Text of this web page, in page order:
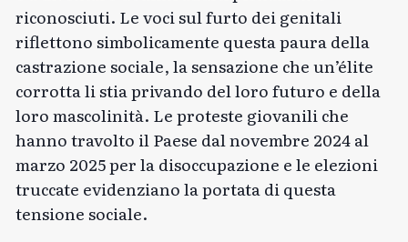
riconosciuti. Le voci sul furto dei genitali
riflettono simbolicamente questa paura della
castrazione sociale, la sensazione che un’élite
corrotta li stia privando del loro futuro e della
loro mascolinità. Le proteste giovanili che
hanno travolto il Paese dal novembre 2024 al
marzo 2025 per la disoccupazione e le elezioni
truccate evidenziano la portata di questa
tensione sociale.